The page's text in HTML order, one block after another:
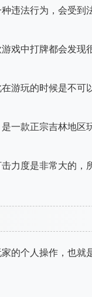
违法行为，会受到
戏中打牌都会发现
游玩的时候是不可
一款正宗吉林地区
力度是非常大的，
的个人操作，也就